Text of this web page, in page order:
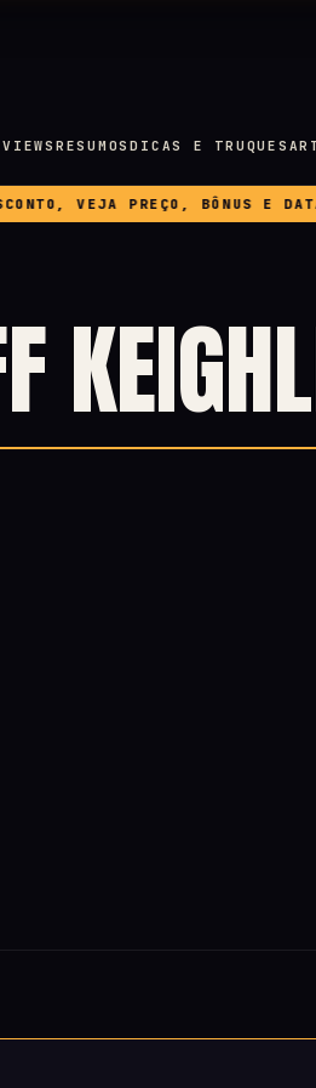
RESUMOSDICAS E TRUQUES
VEJA PREÇO, BÔNUS E